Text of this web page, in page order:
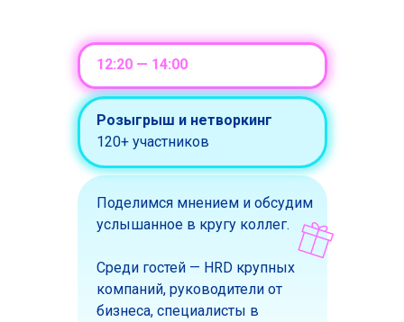
12:20 — 14:00
Поделимся мнением и обсудим
услышанное в кругу коллег.
Среди гостей — HRD крупных
компаний, руководители от
бизнеса, специалисты в
Розыгрыш и нетворкинг
120+ участников